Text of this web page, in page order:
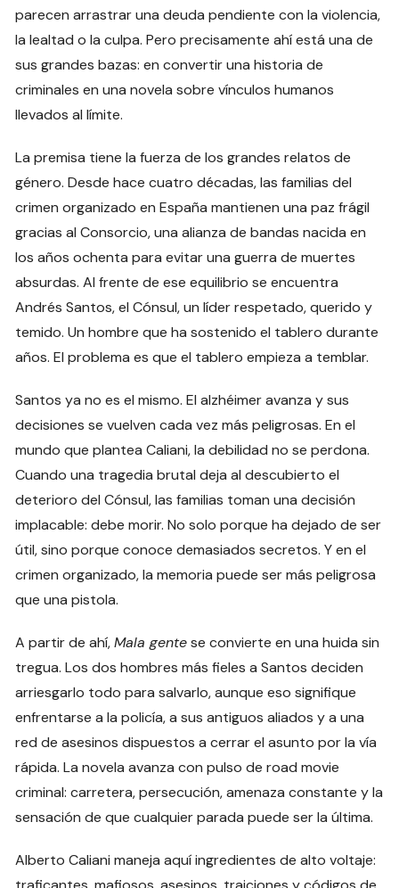
parecen arrastrar una deuda pendiente con la violencia,
la lealtad o la culpa. Pero precisamente ahí está una de
sus grandes bazas: en convertir una historia de
criminales en una novela sobre vínculos humanos
llevados al límite.
La premisa tiene la fuerza de los grandes relatos de
género. Desde hace cuatro décadas, las familias del
crimen organizado en España mantienen una paz frágil
gracias al Consorcio, una alianza de bandas nacida en
los años ochenta para evitar una guerra de muertes
absurdas. Al frente de ese equilibrio se encuentra
Andrés Santos, el Cónsul, un líder respetado, querido y
temido. Un hombre que ha sostenido el tablero durante
años. El problema es que el tablero empieza a temblar.
Santos ya no es el mismo. El alzhéimer avanza y sus
decisiones se vuelven cada vez más peligrosas. En el
mundo que plantea Caliani, la debilidad no se perdona.
Cuando una tragedia brutal deja al descubierto el
deterioro del Cónsul, las familias toman una decisión
implacable: debe morir. No solo porque ha dejado de ser
útil, sino porque conoce demasiados secretos. Y en el
crimen organizado, la memoria puede ser más peligrosa
que una pistola.
A partir de ahí,Mala gentese convierte en una huida sin
tregua. Los dos hombres más fieles a Santos deciden
arriesgarlo todo para salvarlo, aunque eso signifique
enfrentarse a la policía, a sus antiguos aliados y a una
red de asesinos dispuestos a cerrar el asunto por la vía
rápida. La novela avanza con pulso de road movie
criminal: carretera, persecución, amenaza constante y la
sensación de que cualquier parada puede ser la última.
Alberto Caliani maneja aquí ingredientes de alto voltaje: